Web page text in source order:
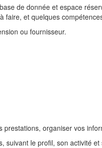
de donnée et espace
faire, et quelques
ou fournisseur.
organiser vos
suivant le profil, son activité